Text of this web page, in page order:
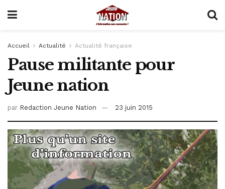
Accueil Actualité Actualité française
Pause militante pour
Jeune nation
par Redaction Jeune Nation 23 juin 2015